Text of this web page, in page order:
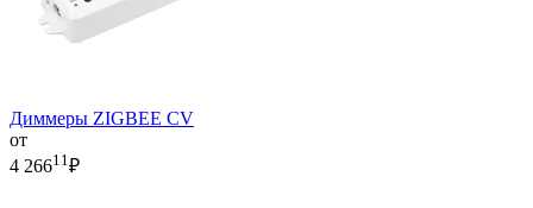
Диммеры ZIGBEE CV
от
4 26611 ₽